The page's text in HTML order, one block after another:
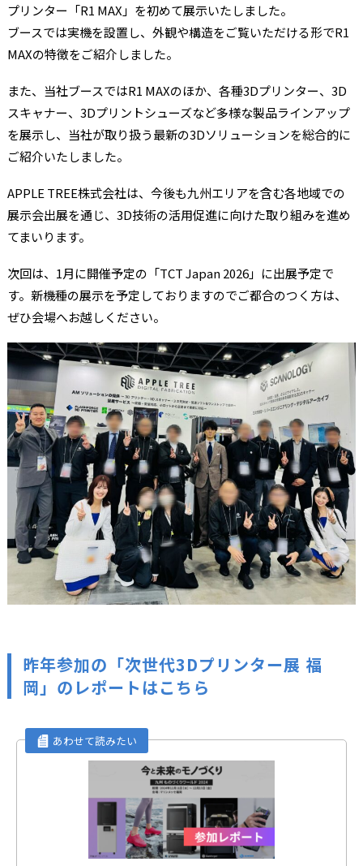
プリンター「R1 MAX」を初めて展示いたしました。
ブースでは実機を設置し、外観や構造をご覧いただける形でR1
MAXの特徴をご紹介しました。
また、当社ブースではR1 MAXのほか、各種3Dプリンター、3D
スキャナー、3Dプリントシューズなど多様な製品ラインアップ
を展示し、当社が取り扱う最新の3Dソリューションを総合的に
ご紹介いたしました。
APPLE TREE株式会社は、今後も九州エリアを含む各地域での
展示会出展を通じ、3D技術の活用促進に向けた取り組みを進め
てまいります。
次回は、1月に開催予定の「TCT Japan 2026」に出展予定で
す。新機種の展示を予定しておりますのでご都合のつく方は、
ぜひ会場へお越しください。
昨年参加の「次世代3Dプリンター展 福
岡」のレポートはこちら